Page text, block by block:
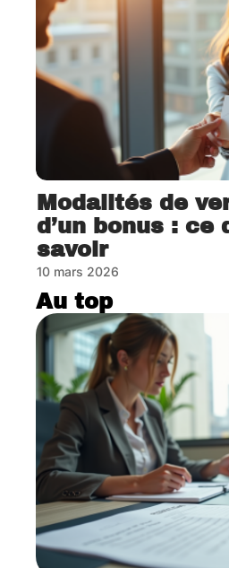
Modalités de
d’un bonus : ce
savoir
10 mars 2026
Au top